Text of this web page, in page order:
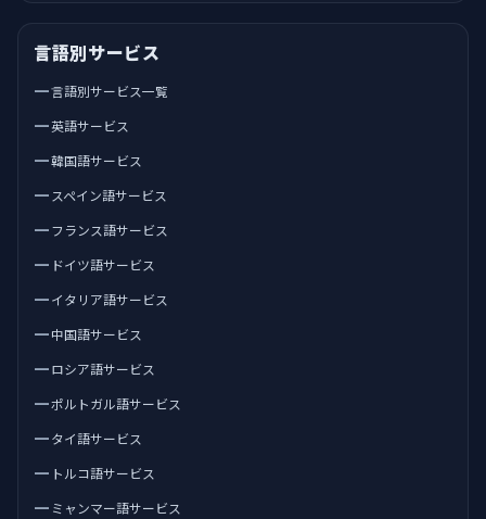
言語別サービス
言語別サービス一覧
英語サービス
韓国語サービス
スペイン語サービス
フランス語サービス
ドイツ語サービス
イタリア語サービス
中国語サービス
ロシア語サービス
ポルトガル語サービス
タイ語サービス
トルコ語サービス
ミャンマー語サービス